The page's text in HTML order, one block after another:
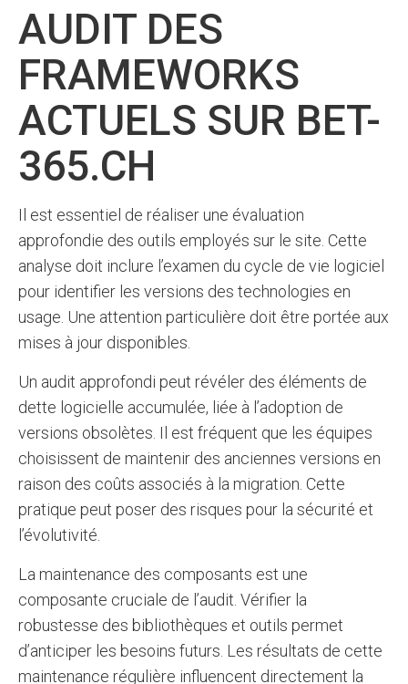
AUDIT DES
FRAMEWORKS
ACTUELS SUR BET-
365.CH
Il est essentiel de réaliser une évaluation
approfondie des outils employés sur le site. Cette
analyse doit inclure l’examen du cycle de vie logiciel
pour identifier les versions des technologies en
usage. Une attention particulière doit être portée aux
mises à jour disponibles.
Un audit approfondi peut révéler des éléments de
dette logicielle accumulée, liée à l’adoption de
versions obsolètes. Il est fréquent que les équipes
choisissent de maintenir des anciennes versions en
raison des coûts associés à la migration. Cette
pratique peut poser des risques pour la sécurité et
l’évolutivité.
La maintenance des composants est une
composante cruciale de l’audit. Vérifier la
robustesse des bibliothèques et outils permet
d’anticiper les besoins futurs. Les résultats de cette
maintenance régulière influencent directement la